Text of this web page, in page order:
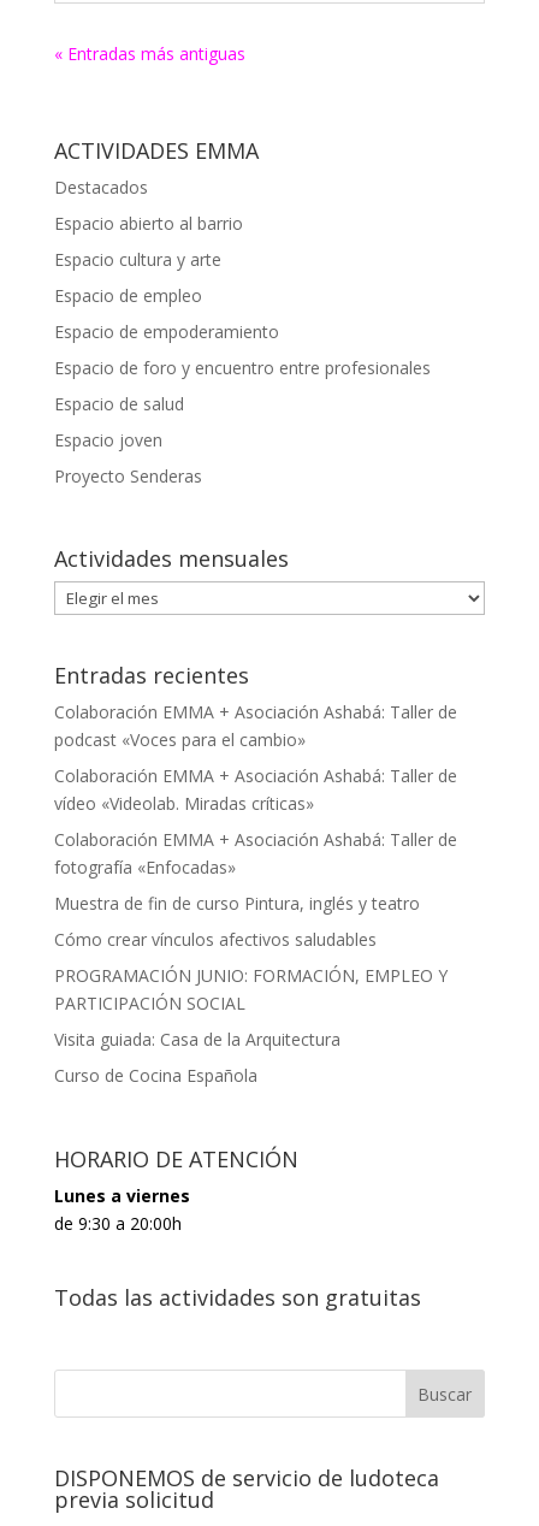
« Entradas más antiguas
ACTIVIDADES EMMA
Destacados
Espacio abierto al barrio
Espacio cultura y arte
Espacio de empleo
Espacio de empoderamiento
Espacio de foro y encuentro entre profesionales
Espacio de salud
Espacio joven
Proyecto Senderas
Actividades mensuales
Actividades
mensuales
Entradas recientes
Colaboración EMMA + Asociación Ashabá: Taller de
podcast «Voces para el cambio»
Colaboración EMMA + Asociación Ashabá: Taller de
vídeo «Videolab. Miradas críticas»
Colaboración EMMA + Asociación Ashabá: Taller de
fotografía «Enfocadas»
Muestra de fin de curso Pintura, inglés y teatro
Cómo crear vínculos afectivos saludables
PROGRAMACIÓN JUNIO: FORMACIÓN, EMPLEO Y
PARTICIPACIÓN SOCIAL
Visita guiada: Casa de la Arquitectura
Curso de Cocina Española
HORARIO DE ATENCIÓN
Lunes a viernes
de 9:30 a 20:00h
Todas las actividades son gratuitas
DISPONEMOS de servicio de ludoteca
previa solicitud